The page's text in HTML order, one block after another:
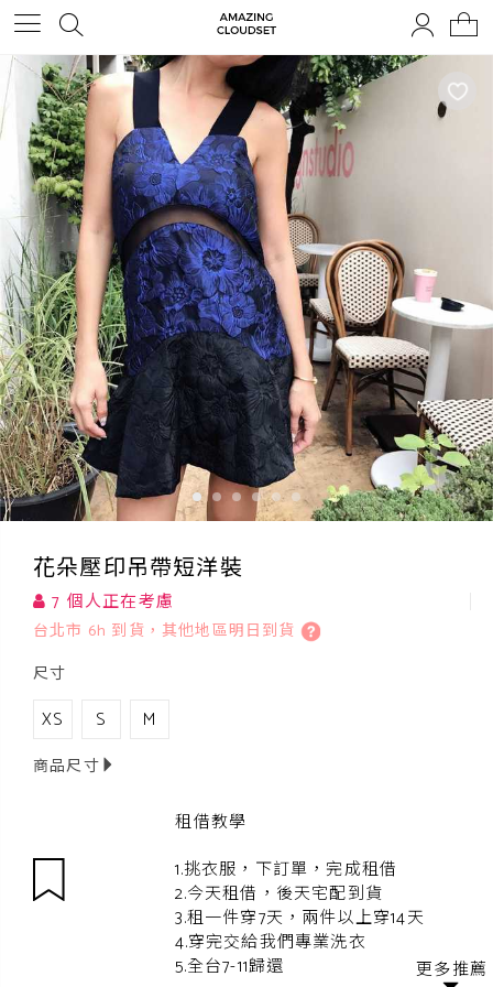
花朵壓印吊帶短洋裝
7 個人正在考慮
台北市 6h 到貨，其他地區明日到貨
尺寸
XS S M
商品尺寸
租借教學
1.挑衣服，下訂單，完成租借
2.今天租借，後天宅配到貨
3.租一件穿7天，兩件以上穿14天
4.穿完交給我們專業洗衣
5.全台7-11歸還
更多推薦